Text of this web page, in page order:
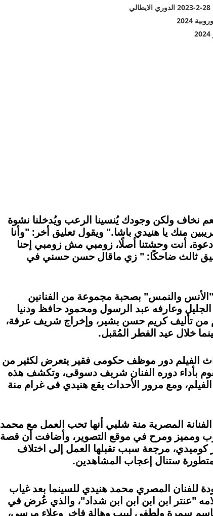
2024
نخاف ولكن وجودك يُنسينا الرعب ويُدخلنا نشوة
منك يا هنيدي باشا." ويقول تعليق أخر: "وأنا
أنت وحشتنا أصلًا، زومبي مش زومبي إحنا
ثالث ضاحكًا: " زي ماقال حسن حسني في
والنمس" بصحبة مجموعة من الفنانين
وعارفه عبد الرسول ومحمود حافظ ودنيا
من تأليف كريم حسن بشير، وإخراج شريف عرفة،
خلال عيد الفطر المُقبل.
الفيلم دور موظف حكومى فقير يتعرض لكثير من
بأداء دوره الفنان شريف دسوقى، وتكشف هذه
ومع مرور الأحداث يقع هنيدي فى غرام منة
المصرية منة شلبي أنها تحب العمل مع محمد
ومميز ومرح في موقع التصوير، وأضافت أن قصة
كوميدي، مرجعة سبب تقبلها العمل إلى اختلاف
ستنال إعجاب المشاهدين.
للفنان المصري محمد هنيدي للسينما بعد غياب
أفلامه "عنتر ابن ابن ابن ابن شداد"، والذي عُرض في
وباسم سمرة ولطفى لبيب وهالة فاخر وعلاء مرسى،